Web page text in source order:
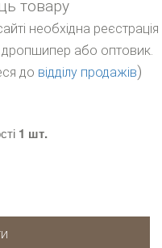
товару
необхідна реєстрація
дропшипер або оптовик.
до відділу продажів)
1 шт.